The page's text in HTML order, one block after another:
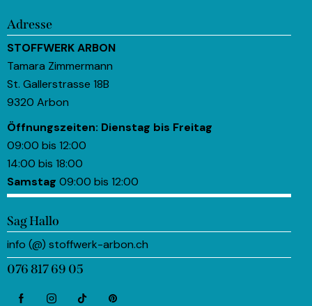
Adresse
STOFFWERK ARBON
Tamara Zimmermann
St. Gallerstrasse 18B
9320 Arbon
Öffnungszeiten: Dienstag bis Freitag
09:00 bis 12:00
14:00 bis 18:00
Samstag 09:00 bis 12:00
Sag Hallo
info (@) stoffwerk-arbon.ch
076 817 69 05